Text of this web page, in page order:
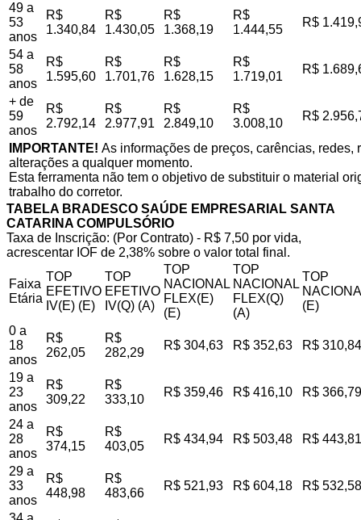
49 a
53
anos
R$
1.340,84
R$
1.430,05
R$
1.368,19
R$
1.444,55
R$
54 a
58
anos
R$
1.595,60
R$
1.701,76
R$
1.628,15
R$
1.719,01
R$
+ de
59
anos
R$
2.792,14
R$
2.977,91
R$
2.849,10
R$
3.008,10
R$
IMPORTANTE! As informações de preços, carências,
alterações a qualquer momento.
Esta ferramenta não tem o objetivo de substituir o material
trabalho do corretor.
TABELA BRADESCO SAÚDE EMPRESARIAL SANTA
CATARINA COMPULSÓRIO
Taxa de Inscrição: (Por Contrato) - R$ 7,50 por vida,
acrescentar IOF de 2,38% sobre o valor total final.
Faixa
Etária
TOP
EFETIVO
IV(E) (E)
TOP
EFETIVO
IV(Q) (A)
TOP
NACIONAL
FLEX(E)
(E)
TOP
NACIONAL
FLEX(Q)
(A)
TOP
(E)
0 a
18
anos
R$
262,05
R$
282,29
R$ 304,63 R$ 352,63 R$ 310,84
19 a
23
anos
R$
309,22
R$
333,10
R$ 359,46 R$ 416,10 R$ 366,79
24 a
28
anos
R$
374,15
R$
403,05
R$ 434,94 R$ 503,48 R$ 443,81
29 a
33
anos
R$
448,98
R$
483,66
R$ 521,93 R$ 604,18 R$ 532,58